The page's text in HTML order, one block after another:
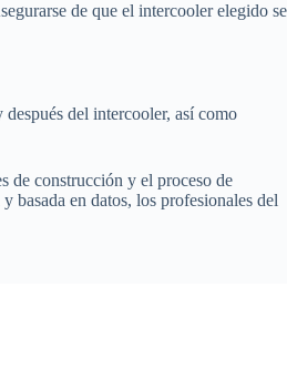
de que el intercooler elegido se
del intercooler, así como
de construcción y el proceso de
en datos, los profesionales del